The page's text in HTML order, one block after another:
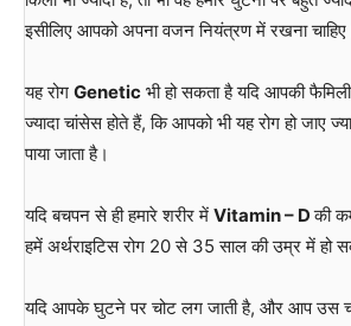
इसीलिए आपको अपना वजन नियंत्रण में रखना
यह रोग Genetic भी हो सकता है यदि आपकी
ज्यादा चांसेस होते हैं, कि आपको भी यह रोग हो जाए
पाया जाता है।
यदि बचपन से ही हमारे शरीर में Vitamin – Dकी
हमें अर्थराइटिस रोग 20 से 35 साल की उम्र में हो
यदि आपके घुटने पर चोट लग जाती है, और आप उस